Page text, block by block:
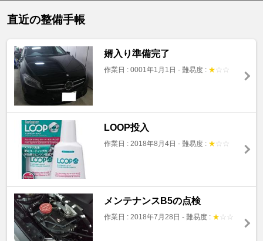
直近の整備手帳
婿入り準備完了
作業日 : 0001年1月1日 - 難易度 : ★ ☆ ☆
LOOP投入
作業日 : 2018年8月4日 - 難易度 : ★ ☆ ☆
メンテナンスB5の点検
作業日 : 2018年7月28日 - 難易度 : ★ ☆ ☆